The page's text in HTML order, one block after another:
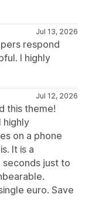
Jul 13, 2026
respond
I highly
Jul 12, 2026
this theme!
highly
on a phone
It is a
just to
euro. Save